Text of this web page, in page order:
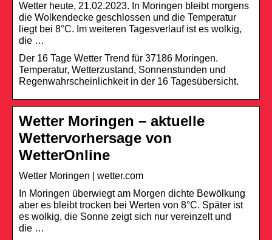
Wetter heute, 21.02.2023. In Moringen bleibt morgens
die Wolkendecke geschlossen und die Temperatur
liegt bei 8°C. Im weiteren Tagesverlauf ist es wolkig,
die …
Der 16 Tage Wetter Trend für 37186 Moringen.
Temperatur, Wetterzustand, Sonnenstunden und
Regenwahrscheinlichkeit in der 16 Tagesübersicht.
Wetter Moringen – aktuelle
Wettervorhersage von
WetterOnline
Wetter Moringen | wetter.com
In Moringen überwiegt am Morgen dichte Bewölkung
aber es bleibt trocken bei Werten von 8°C. Später ist
es wolkig, die Sonne zeigt sich nur vereinzelt und
die …